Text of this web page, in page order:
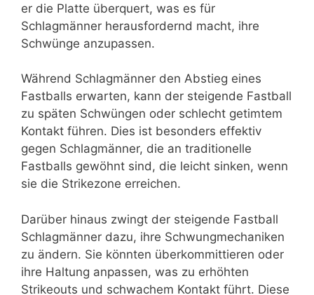
er die Platte überquert, was es für
Schlagmänner herausfordernd macht, ihre
Schwünge anzupassen.
Während Schlagmänner den Abstieg eines
Fastballs erwarten, kann der steigende Fastball
zu späten Schwüngen oder schlecht getimtem
Kontakt führen. Dies ist besonders effektiv
gegen Schlagmänner, die an traditionelle
Fastballs gewöhnt sind, die leicht sinken, wenn
sie die Strikezone erreichen.
Darüber hinaus zwingt der steigende Fastball
Schlagmänner dazu, ihre Schwungmechaniken
zu ändern. Sie könnten überkommittieren oder
ihre Haltung anpassen, was zu erhöhten
Strikeouts und schwachem Kontakt führt. Diese